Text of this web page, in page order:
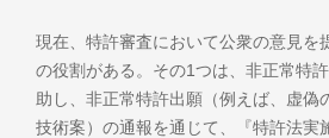
現在、特許審査において公衆の意見を
の役割がある。その1つは、非正常特
助し、非正常特許出願（例えば、虚偽
技術案）の通報を通じて、『特許法実